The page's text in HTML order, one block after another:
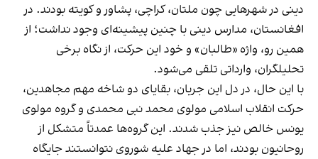
دینی در شهرهایی چون ملتان، کراچی، پشاور و کویته بودند. در
افغانستان، مدارس دینی با چنین پیشینه‌ای وجود نداشت؛ از
همین رو، واژه «طالبان» و خود این حرکت، از نگاه برخی
تحلیلگران، وارداتی تلقی می‌شود.
با این حال، در دل این جریان، بقایای دو شاخه مهم مجاهدین،
حرکت انقلاب اسلامی مولوی محمد نبی محمدی و گروه مولوی
یونس خالص نیز جذب شدند. این گروه‌ها عمدتاً متشکل از
روحانیون بودند، اما در جهاد علیه شوروی نتوانستند جایگاه